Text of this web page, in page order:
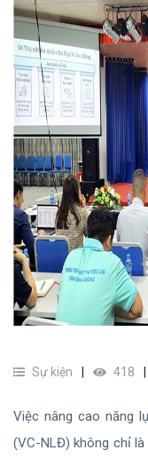
Sự kiện 418
Việc nâng cao năng
(VC-NLĐ) không chỉ